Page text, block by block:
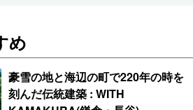
め
豪雪の地と海辺の町で220年の時を
刻んだ伝統建築 : WITH